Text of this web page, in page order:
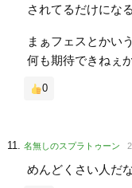
されてるだけになる
まぁフェスとかい
何も期待できねぇ
0
名無しのスプラトゥーン
めんどくさい人だな